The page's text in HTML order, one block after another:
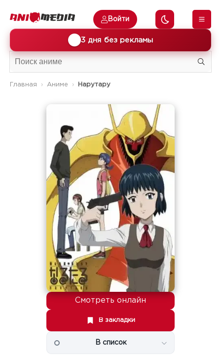
3 дня без рекламы
Войти
Главная Аниме Нарутару
Смотреть онлайн
В закладки
В список